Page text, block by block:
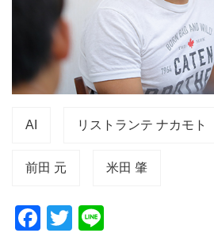
AI リストランテ ナカモト
前田 元 米田 肇
F
T